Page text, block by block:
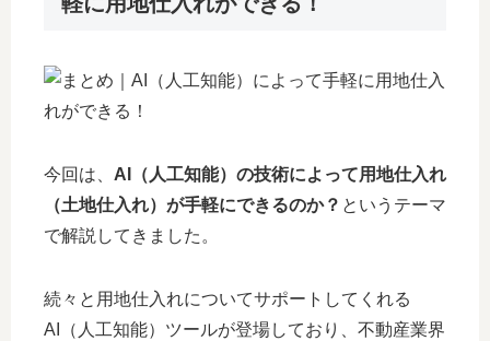
今回は、 AI（人工知能）の技術によって用地仕入れ
（土地仕入れ）が手軽にできるのか？ というテーマ
で解説してきました。
続々と用地仕入れについてサポートしてくれる
AI（人工知能）ツールが登場しており、不動産業界